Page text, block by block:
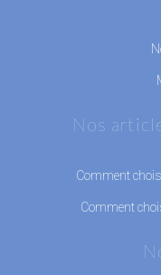
Nos
Comment
Comment